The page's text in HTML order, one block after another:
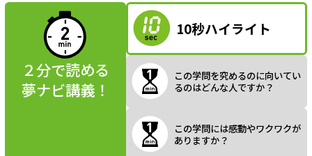
a
y
２分で読める
夢ナビ講義！
10秒ハイライト
この学問を究めるのに向いてい
るのはどんな人ですか？
この学問には感動やワクワクが
ありますか？